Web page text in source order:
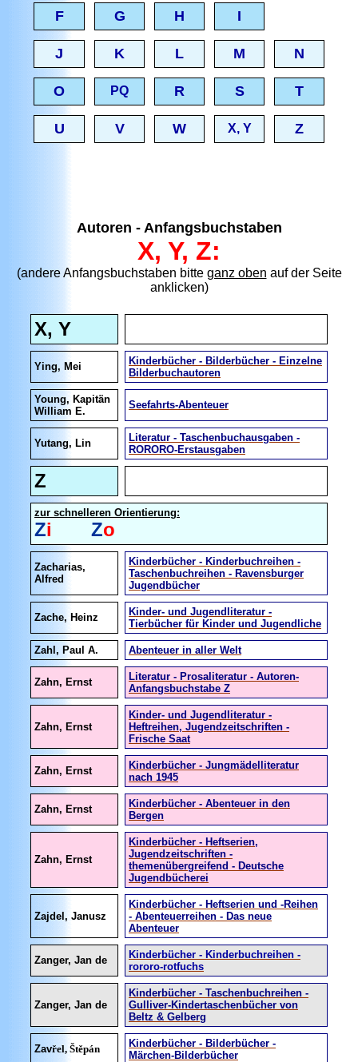
F G H I
J K L M N
O PQ R S T
U V W X, Y Z
Autoren - Anfangsbuchstaben
X, Y, Z:
(andere Anfangsbuchstaben bitte ganz oben auf der Seite
anklicken)
X, Y
Ying, Mei
Kinderbücher - Bilderbücher - Einzelne
Bilderbuchautoren
Young, Kapitän
William E.
Seefahrts-Abenteuer
Yutang, Lin
Literatur - Taschenbuchausgaben -
RORORO-Erstausgaben
Z
zur schnelleren Orientierung:
Zi Zo
Zacharias,
Alfred
Kinderbücher - Kinderbuchreihen -
Taschenbuchreihen - Ravensburger
Jugendbücher
Zache, Heinz
Kinder- und Jugendliteratur -
Tierbücher für Kinder und Jugendliche
Zahl, Paul A. Abenteuer in aller Welt
Zahn, Ernst
Literatur - Prosaliteratur - Autoren-
Anfangsbuchstabe Z
Zahn, Ernst
Kinder- und Jugendliteratur -
Heftreihen, Jugendzeitschriften -
Frische Saat
Zahn, Ernst
Kinderbücher - Jungmädelliteratur
nach 1945
Zahn, Ernst
Kinderbücher - Abenteuer in den
Bergen
Zahn, Ernst
Kinderbücher - Heftserien,
Jugendzeitschriften -
themenübergreifend - Deutsche
Jugendbücherei
Zajdel, Janusz
Kinderbücher - Heftserien und -Reihen
- Abenteuerreihen - Das neue
Abenteuer
Zanger, Jan de
Kinderbücher - Kinderbuchreihen -
rororo-rotfuchs
Zanger, Jan de
Kinderbücher - Taschenbuchreihen -
Gulliver-Kindertaschenbücher von
Beltz & Gelberg
Zavřel, Štěpán
Kinderbücher - Bilderbücher -
Märchen-Bilderbücher